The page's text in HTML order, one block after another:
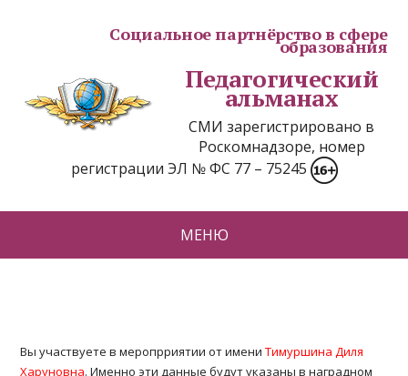
Социальное партнёрство в сфере
образования
Педагогический
альманах
СМИ зарегистрировано в
Роскомнадзоре, номер
регистрации ЭЛ № ФС 77 – 75245
МЕНЮ
Вы участвуете в меропрриятии от имениТимуршина Диля
Харуновна. Именно эти данные будут указаны в наградном